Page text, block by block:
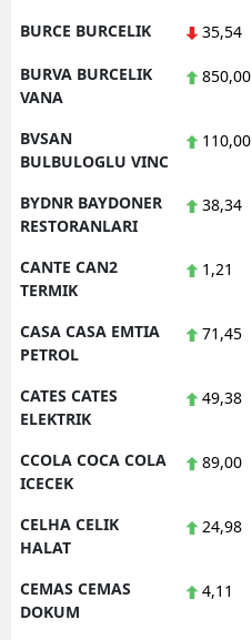
BURCE BURCELIK 35,54
BURVA BURCELIK
VANA
850,00
BVSAN
BULBULOGLU VINC
110,00
BYDNR BAYDONER
RESTORANLARI
38,34
CANTE CAN2
TERMIK
1,21
CASA CASA EMTIA
PETROL
71,45
CATES CATES
ELEKTRIK
49,38
CCOLA COCA COLA
ICECEK
89,00
CELHA CELIK
HALAT
24,98
CEMAS CEMAS
DOKUM
4,11